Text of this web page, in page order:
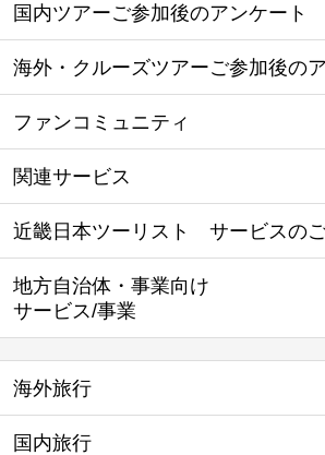
国内ツアーご参加後のアンケート
海外・クルーズツアーご参加後の
ファンコミュニティ
関連サービス
近畿日本ツーリスト サービスの
地方自治体・事業向け
サービス/事業
海外旅行
国内旅行